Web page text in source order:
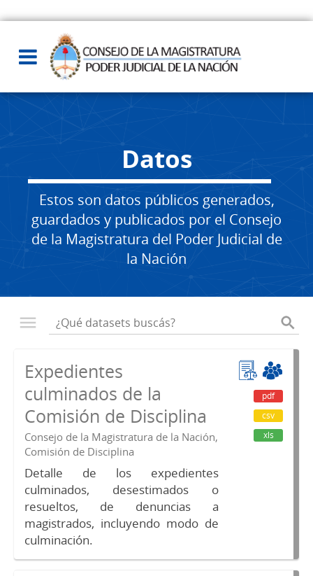
Datos
Estos son datos públicos generados,
guardados y publicados por el Consejo
de la Magistratura del Poder Judicial de
la Nación
Expedientes
culminados de la
Comisión de Disciplina
Consejo de la Magistratura de la Nación,
Comisión de Disciplina
Detalle de los expedientes
culminados, desestimados o
resueltos, de denuncias a
magistrados, incluyendo modo de
culminación.
pdf
csv
xls